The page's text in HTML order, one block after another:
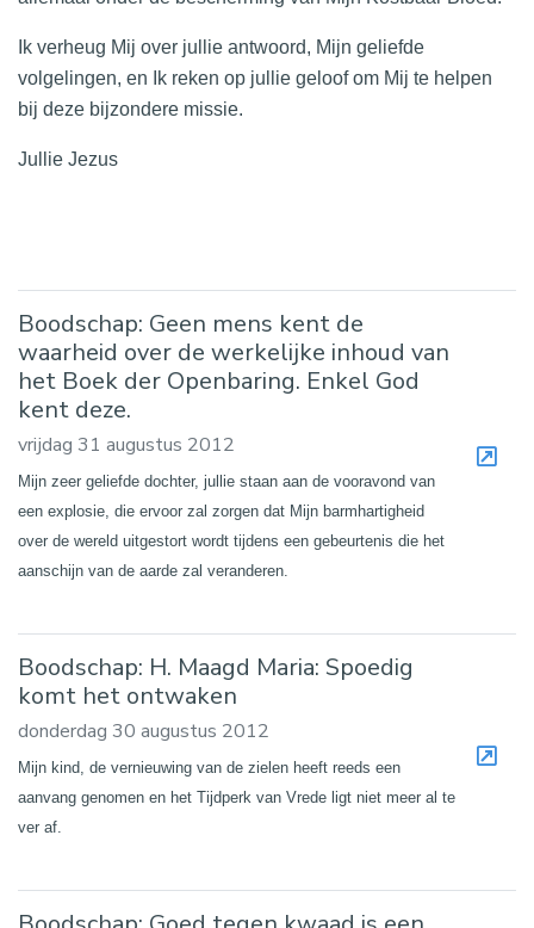
Ik verheug Mij over jullie antwoord, Mijn geliefde
volgelingen, en Ik reken op jullie geloof om Mij te helpen
bij deze bijzondere missie.
Jullie Jezus
Boodschap: Geen mens kent de
waarheid over de werkelijke inhoud van
het Boek der Openbaring. Enkel God
kent deze.
vrijdag 31 augustus 2012
Mijn zeer geliefde dochter, jullie staan aan de vooravond van
een explosie, die ervoor zal zorgen dat Mijn barmhartigheid
over de wereld uitgestort wordt tijdens een gebeurtenis die het
aanschijn van de aarde zal veranderen.
Boodschap: H. Maagd Maria: Spoedig
komt het ontwaken
donderdag 30 augustus 2012
Mijn kind, de vernieuwing van de zielen heeft reeds een
aanvang genomen en het Tijdperk van Vrede ligt niet meer al te
ver af.